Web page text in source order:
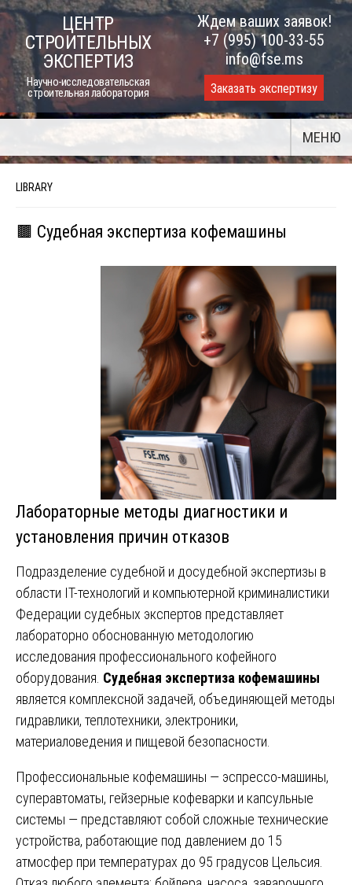
Skip
to
content
ЦЕНТР
СТРОИТЕЛЬНЫХ
ЭКСПЕРТИЗ
Научно-исследовательская
строительная лаборатория
Ждем ваших заявок!
+7 (995) 100-33-55
info@fse.ms
Заказать экспертизу
МЕНЮ
LIBRARY
🟫 Судебная экспертиза кофемашины
Лабораторные методы диагностики и
установления причин отказов
Подразделение судебной и досудебной экспертизы в
области IT-технологий и компьютерной криминалистики
Федерации судебных экспертов представляет
лабораторно обоснованную методологию
исследования профессионального кофейного
оборудования. Судебная экспертиза кофемашины
является комплексной задачей, объединяющей методы
гидравлики, теплотехники, электроники,
материаловедения и пищевой безопасности.
Профессиональные кофемашины — эспрессо-машины,
суперавтоматы, гейзерные кофеварки и капсульные
системы — представляют собой сложные технические
устройства, работающие под давлением до 15
атмосфер при температурах до 95 градусов Цельсия.